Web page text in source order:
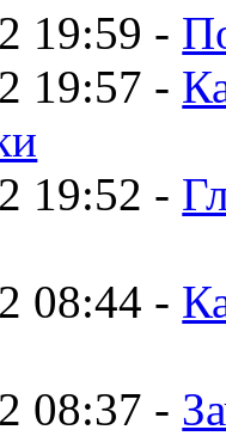
19:59 -
19:57 -
19:52 -
08:44 -
08:37 -